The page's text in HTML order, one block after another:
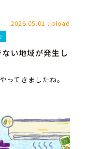
2026.05.01 upload
い地域が発生し
てきましたね。